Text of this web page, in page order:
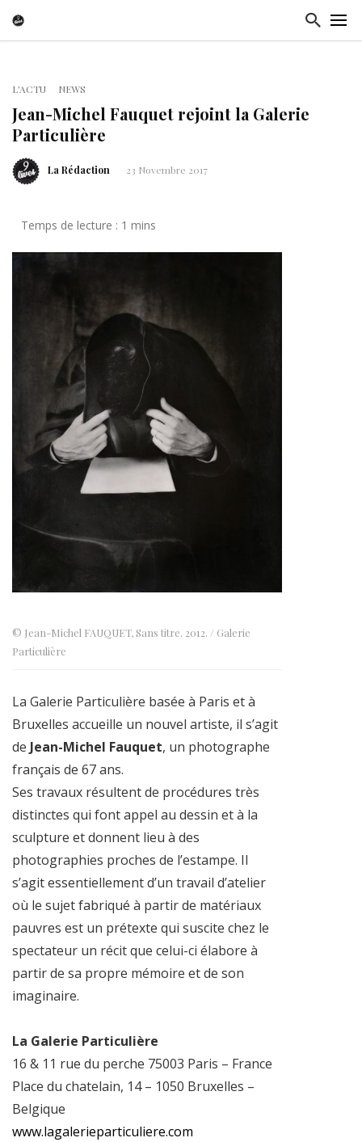
L'ACTU NEWS
Jean-Michel Fauquet rejoint la Galerie
Particulière
La Rédaction 23 Novembre 2017
© Jean-Michel FAUQUET, Sans titre. 2012. / Galerie
Particulière
La Galerie Particulière basée à Paris et à
Bruxelles accueille un nouvel artiste, il s’agit
de Jean-Michel Fauquet, un photographe
français de 67 ans.
Ses travaux résultent de procédures très
distinctes qui font appel au dessin et à la
sculpture et donnent lieu à des
photographies proches de l’estampe. Il
s’agit essentiellement d’un travail d’atelier
où le sujet fabriqué à partir de matériaux
pauvres est un prétexte qui suscite chez le
spectateur un récit que celui-ci élabore à
partir de sa propre mémoire et de son
imaginaire.
La Galerie Particulière
16 & 11 rue du perche 75003 Paris – France
Place du chatelain, 14 – 1050 Bruxelles –
Belgique
www.lagalerieparticuliere.com